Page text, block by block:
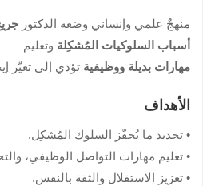
منهجٌ علمي وإنساني وضعه الدكتور
أسباب السلوكيات المُشكِلة وتعليم
مهارات بديلة ووظيفية تؤدي إلى تغيّر
الأهداف
• تحديد ما يُحفّز السلوك المُشكِل.
• تعليم مهارات التواصل الوظيفي،
• تعزيز الاستقلال والثقة بالنفس.